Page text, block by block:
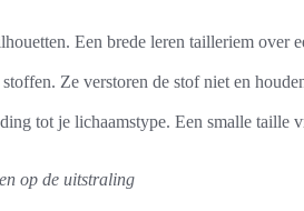
Een brede leren tailleriem over
Ze verstoren de stof niet en
tot je lichaamstype. Een smalle taille
op de uitstraling